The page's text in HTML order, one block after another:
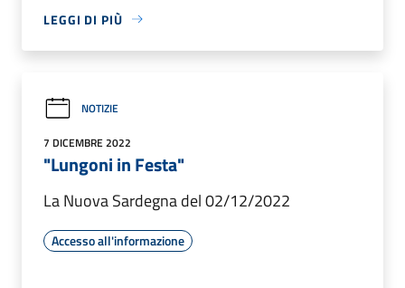
LEGGI DI PIÙ
NOTIZIE
7 DICEMBRE 2022
"Lungoni in Festa"
La Nuova Sardegna del 02/12/2022
Accesso all'informazione